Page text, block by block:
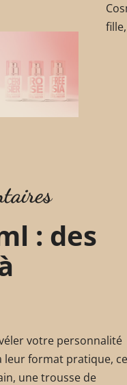
fille,
: des
votre personnalité
leur format pratique,
une trousse de